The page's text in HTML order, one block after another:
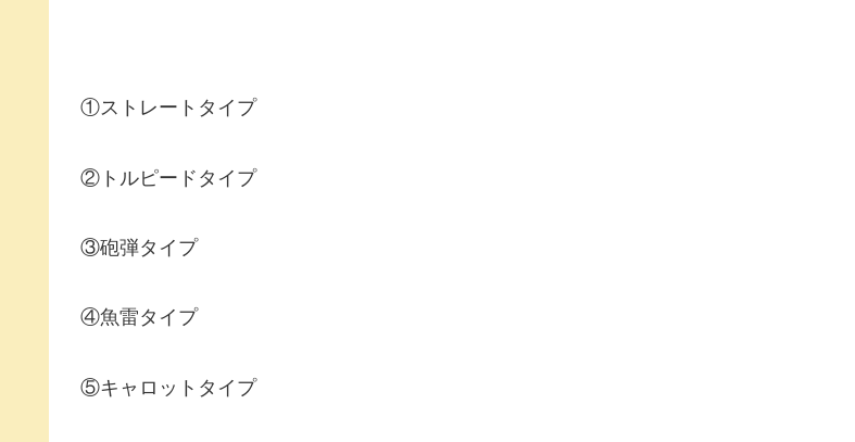
①ストレートタイプ
②トルピードタイプ
③砲弾タイプ
④魚雷タイプ
⑤キャロットタイプ